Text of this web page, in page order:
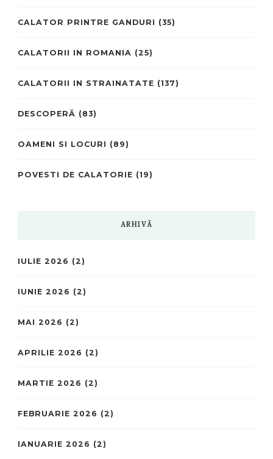
CALATOR PRINTRE GANDURI (35)
CALATORII IN ROMANIA (25)
CALATORII IN STRAINATATE (137)
DESCOPERĂ (83)
OAMENI SI LOCURI (89)
POVESTI DE CALATORIE (19)
ARHIVĂ
IULIE 2026 (2)
IUNIE 2026 (2)
MAI 2026 (2)
APRILIE 2026 (2)
MARTIE 2026 (2)
FEBRUARIE 2026 (2)
IANUARIE 2026 (2)